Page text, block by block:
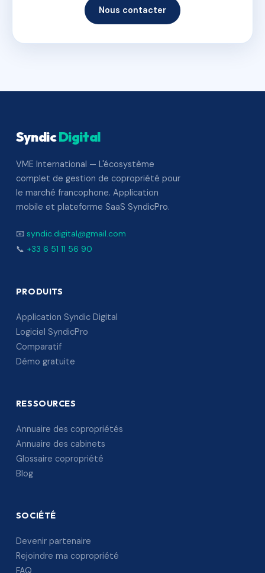
Nous contacter
SyndicDigital
VME International — L'écosystème
complet de gestion de copropriété pour
le marché francophone. Application
mobile et plateforme SaaS SyndicPro.
📧 syndic.digital@gmail.com
📞 +33 6 51 11 56 90
PRODUITS
Application Syndic Digital
Logiciel SyndicPro
Comparatif
Démo gratuite
RESSOURCES
Annuaire des copropriétés
Annuaire des cabinets
Glossaire copropriété
Blog
SOCIÉTÉ
Devenir partenaire
Rejoindre ma copropriété
FAQ